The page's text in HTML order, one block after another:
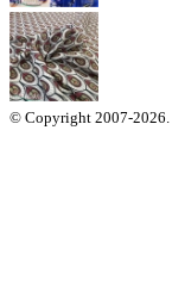
© Copyright 2007-2026.